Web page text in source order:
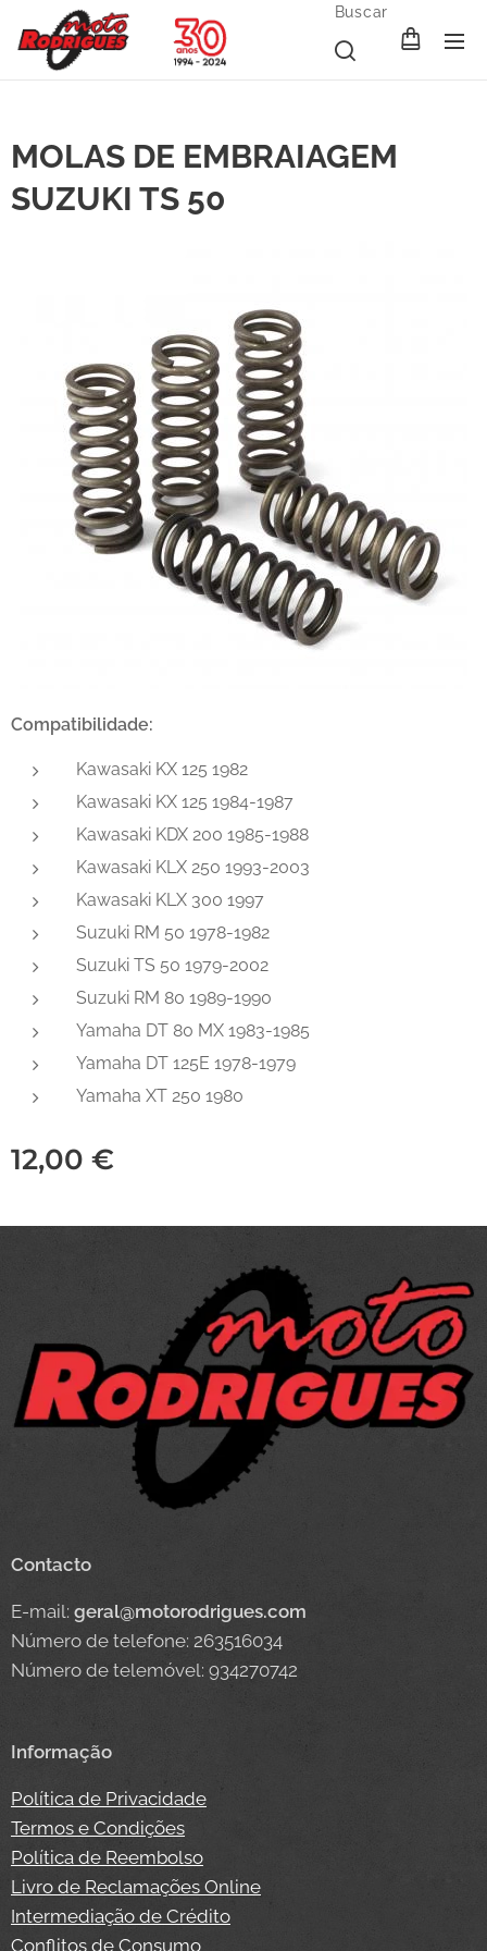
Buscar
MOLAS DE EMBRAIAGEM
SUZUKI TS 50
Compatibilidade:
Kawasaki KX 125 1982
Kawasaki KX 125 1984-1987
Kawasaki KDX 200 1985-1988
Kawasaki KLX 250 1993-2003
Kawasaki KLX 300 1997
Suzuki RM 50 1978-1982
Suzuki TS 50 1979-2002
Suzuki RM 80 1989-1990
Yamaha DT 80 MX 1983-1985
Yamaha DT 125E 1978-1979
Yamaha XT 250 1980
12,00 €
Contacto
E-mail: geral@motorodrigues.com
Número de telefone: 263516034
Número de telemóvel: 934270742
Informação
Política de Privacidade
Termos e Condições
Política de Reembolso
Livro de Reclamações Online
Intermediação de Crédito
Conflitos de Consumo